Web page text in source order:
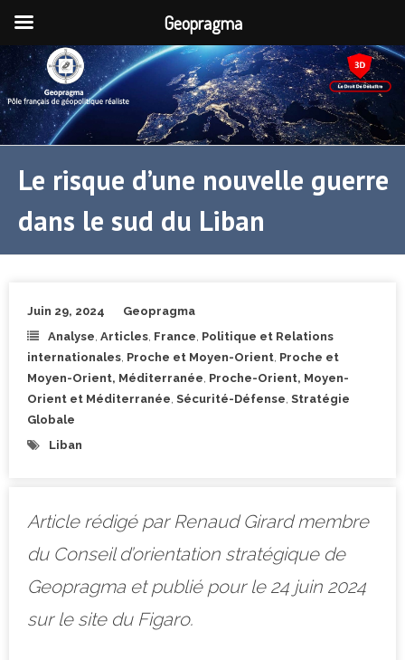
Le risque d’une nouvelle guerre
dans le sud du Liban
Juin 29, 2024
Geopragma
Analyse Articles France Politique et Relations
internationales Proche et Moyen-Orient Proche et
Moyen-Orient, Méditerranée Proche-Orient, Moyen-
Orient et Méditerranée Sécurité-Défense Stratégie
Globale
Liban
Article rédigé par Renaud Girard membre
du Conseil d’orientation stratégique de
Geopragma et publié pour le 24 juin 2024
sur le site du Figaro.
Geopragma